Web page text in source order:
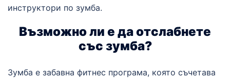
инструктори по зумба.
Възможно ли е да отслабнете
със зумба?
Зумба е забавна фитнес програма, която съчетава